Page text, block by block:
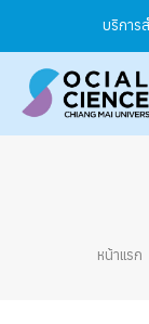
บริการ
หน้าแรก